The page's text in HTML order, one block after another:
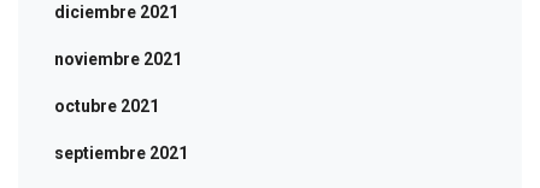
diciembre 2021
noviembre 2021
octubre 2021
septiembre 2021